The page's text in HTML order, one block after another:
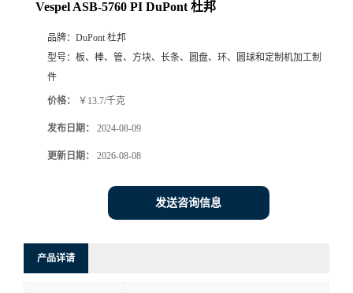
Vespel ASB-5760 PI DuPont 杜邦
品牌： DuPont 杜邦
型号： 板、棒、管、方块、长条、圆盘、环、圆球和定制机加工制
件
价格： ￥13.7/千克
发布日期： 2024-08-09
更新日期： 2026-08-08
发送咨询信息
产品详请